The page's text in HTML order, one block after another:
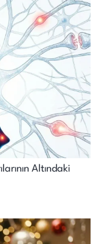
Altındaki